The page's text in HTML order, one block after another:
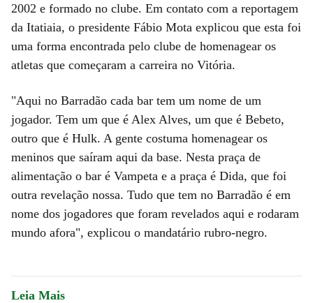
2002 e formado no clube. Em contato com a reportagem
da Itatiaia, o presidente Fábio Mota explicou que esta foi
uma forma encontrada pelo clube de homenagear os
atletas que começaram a carreira no Vitória.
"Aqui no Barradão cada bar tem um nome de um
jogador. Tem um que é Alex Alves, um que é Bebeto,
outro que é Hulk. A gente costuma homenagear os
meninos que saíram aqui da base. Nesta praça de
alimentação o bar é Vampeta e a praça é Dida, que foi
outra revelação nossa. Tudo que tem no Barradão é em
nome dos jogadores que foram revelados aqui e rodaram
mundo afora", explicou o mandatário rubro-negro.
Leia Mais